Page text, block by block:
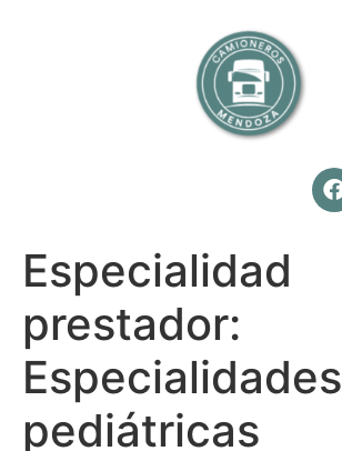
Especialidad
prestador:
Especialidades
pediátricas